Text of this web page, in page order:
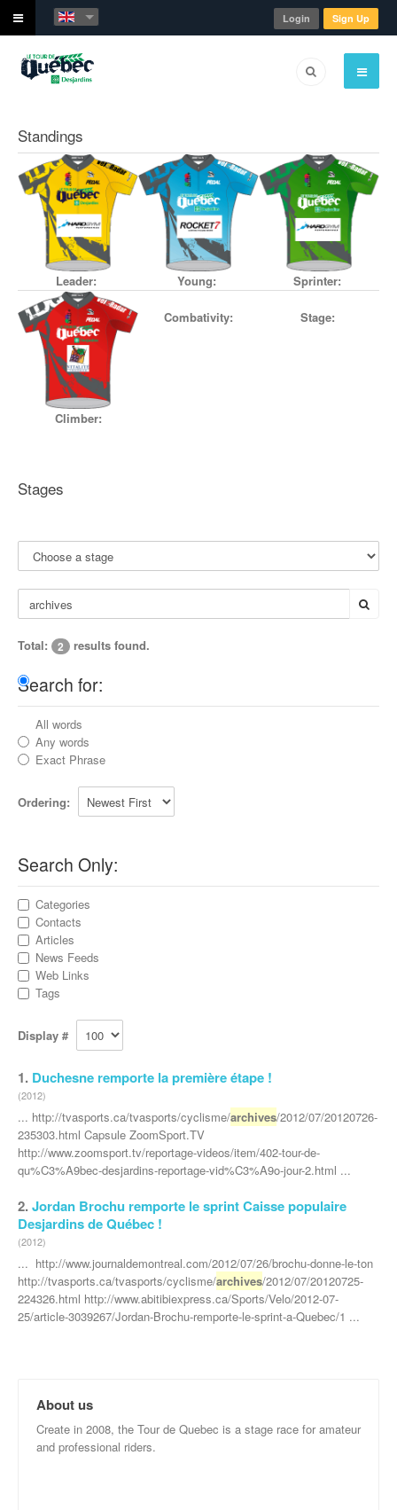
Login Sign Up
Standings
Leader: Young: Sprinter:
Climber:
Combativity: Stage:
Stages
Total: 2 results found.
Search for:
All words
Any words
Exact Phrase
Ordering:
Search Only:
Categories
Contacts
Articles
News Feeds
Web Links
Tags
Display #
1. Duchesne remporte la première étape !
(2012)
... http://tvasports.ca/tvasports/cyclisme/archives/2012/07/20120726-
235303.html Capsule ZoomSport.TV
http://www.zoomsport.tv/reportage-videos/item/402-tour-de-
qu%C3%A9bec-desjardins-reportage-vid%C3%A9o-jour-2.html ...
2.Jordan Brochu remporte le sprint Caisse populaire
Desjardins de Québec !
(2012)
... http://www.journaldemontreal.com/2012/07/26/brochu-donne-le-ton
http://tvasports.ca/tvasports/cyclisme/archives/2012/07/20120725-
224326.html http://www.abitibiexpress.ca/Sports/Velo/2012-07-
25/article-3039267/Jordan-Brochu-remporte-le-sprint-a-Quebec/1 ...
About us
Create in 2008, the Tour de Quebec is a stage race for amateur
and professional riders.